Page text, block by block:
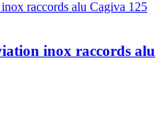
inox raccords alu